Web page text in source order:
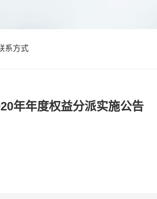
系方式
年年度权益分派实施公告